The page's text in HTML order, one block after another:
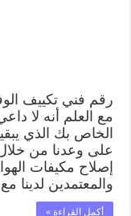
رقم فني تكييف
مع العلم أنه لا
الخاص بك الذي
على وعدنا من
إصلاح مكيفات
والمعتمدين لدينا
أكمل القراءة »